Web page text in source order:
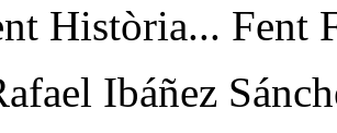
Història... Fent
Ibáñez